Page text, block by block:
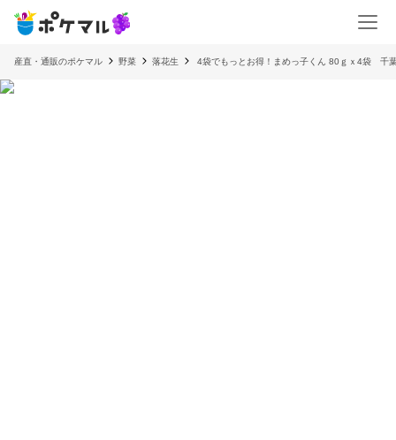
産直・通販のポケマル 野菜 落花生 4袋でもっとお得！まめっ子くん 80ｇｘ4袋 千